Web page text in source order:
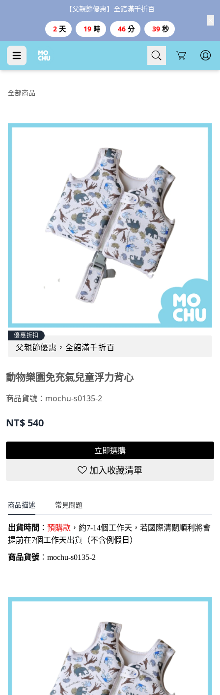
【父親節優惠】全館滿千折百
2 天 19 時 46 分 38 秒
Cart
全部商品
優惠折扣
父親節優惠，全館滿千折百
動物樂園免充氣兒童浮力背心
商品貨號： mochu-s0135-2
NT$ 540
立即選購
加入收藏清單
商品描述 常見問題
出貨時間 ： 預購款 ，約7-14個工作天，若國際清關順利將會
提前在7個工作天出貨（不含例假日）
商品貨號： mochu-s0135-2